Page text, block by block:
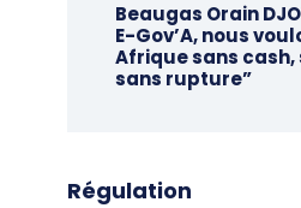
Beaugas Orain
E-Gov’A, nous
Afrique sans cash,
sans rupture”
Régulation